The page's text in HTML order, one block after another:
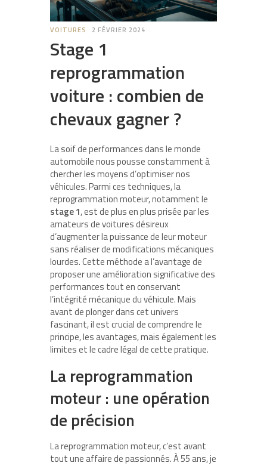
VOITURES 2 FÉVRIER 2024
Stage 1
reprogrammation
voiture : combien de
chevaux gagner ?
La soif de performances dans le monde
automobile nous pousse constamment à
chercher les moyens d’optimiser nos
véhicules. Parmi ces techniques, la
reprogrammation moteur, notamment le
stage 1, est de plus en plus prisée par les
amateurs de voitures désireux
d’augmenter la puissance de leur moteur
sans réaliser de modifications mécaniques
lourdes. Cette méthode a l’avantage de
proposer une amélioration significative des
performances tout en conservant
l’intégrité mécanique du véhicule. Mais
avant de plonger dans cet univers
fascinant, il est crucial de comprendre le
principe, les avantages, mais également les
limites et le cadre légal de cette pratique.
La reprogrammation
moteur : une opération
de précision
La reprogrammation moteur, c’est avant
tout une affaire de passionnés. À 55 ans, je